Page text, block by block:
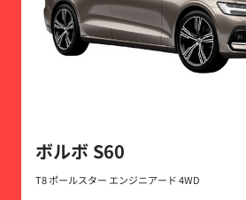
ボルボ S60
T8 ポールスター エンジニアード 4WD